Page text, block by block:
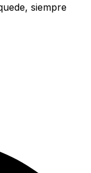
siempre